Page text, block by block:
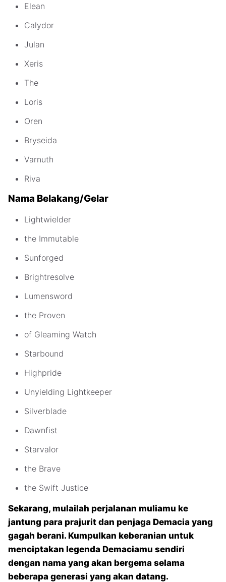
Elean
Calydor
Julan
Xeris
The
Loris
Oren
Bryseida
Varnuth
Riva
Nama Belakang/Gelar
Lightwielder
the Immutable
Sunforged
Brightresolve
Lumensword
the Proven
of Gleaming Watch
Starbound
Highpride
Unyielding Lightkeeper
Silverblade
Dawnfist
Starvalor
the Brave
the Swift Justice
Sekarang, mulailah perjalanan muliamu ke
jantung para prajurit dan penjaga Demacia yang
gagah berani. Kumpulkan keberanian untuk
menciptakan legenda Demaciamu sendiri
dengan nama yang akan bergema selama
beberapa generasi yang akan datang.